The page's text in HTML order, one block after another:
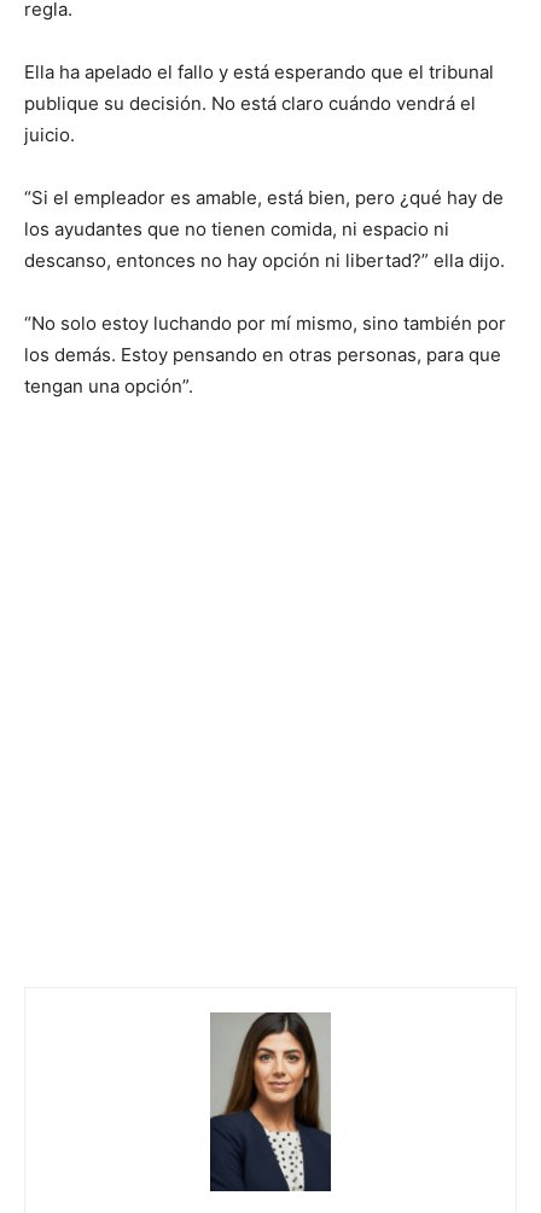
regla.
Ella ha apelado el fallo y está esperando que el tribunal
publique su decisión. No está claro cuándo vendrá el
juicio.
“Si el empleador es amable, está bien, pero ¿qué hay de
los ayudantes que no tienen comida, ni espacio ni
descanso, entonces no hay opción ni libertad?” ella dijo.
“No solo estoy luchando por mí mismo, sino también por
los demás. Estoy pensando en otras personas, para que
tengan una opción”.